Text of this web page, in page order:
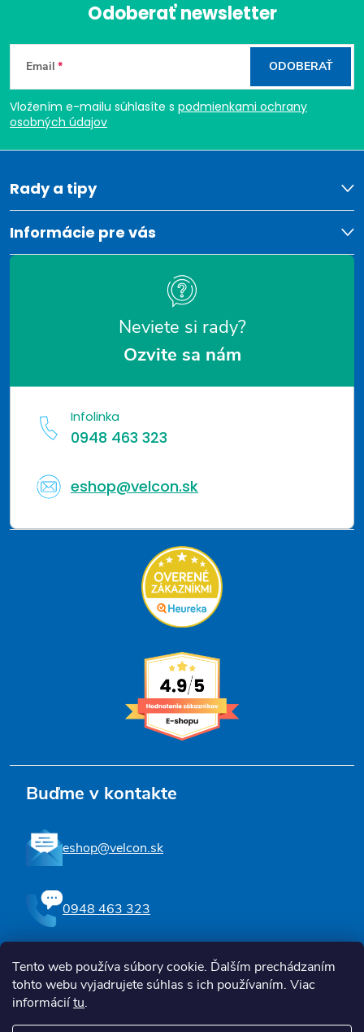
Tento web používa súbory cookie. Ďalším prechádzaním
tohto webu vyjadrujete súhlas s ich používaním. Viac
informáciítu.
Z
á
p
ä
t
e
Odoberať newsletter
Email
Vložením e-mailu súhlasíte s podmienkami ochrany
osobných údajov
ODOBERAŤ
Rady a tipy
Informácie pre vás
Neviete si rady?
Ozvite sa nám
Infolinka
0948 463 323
eshop@velcon.sk
Buďme v kontakte
eshop@velcon.sk
0948 463 323
Sledujte nás na Facebooku